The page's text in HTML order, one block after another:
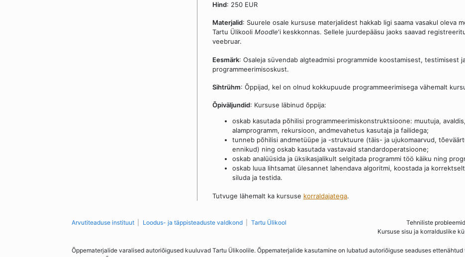
Hind: 250 EUR
Materjalid: Suurele osale kursuse materjalidest hakkab ligi saama vasakul oleva
Tartu Ülikooli Moodle'i keskkonnas. Sellele juurdepääsu jaoks saavad
veebruar.
Eesmärk: Osaleja süvendab algteadmisi programmide koostamisest, testimisest
programmeerimisoskust.
Sihtrühm: Õppijad, kel on olnud kokkupuude programmeerimisega vähemalt
Õpiväljundid: Kursuse läbinud õppija:
oskab kasutada põhilisi programmeerimiskonstruktsioone: muutuja,
alamprogramm, rekursioon, andmevahetus kasutaja ja failidega;
tunneb põhilisi andmetüüpe ja -struktuure (täis- ja ujukomaarvud,
ennikud) ning oskab kasutada vastavaid standardoperatsioone;
oskab analüüsida ja üksikasjalikult selgitada programmi töö käiku ning
oskab luua lihtsamat ülesannet lahendava algoritmi, koostada ja
siluda ja testida.
Tutvuge lähemalt ka kursuse korraldajatega.
Arvutiteaduse instituut Loodus- ja täppisteaduste valdkond Tartu Ülikool Tehniliste
Kursuse sisu ja korralduslike
Õppematerjalide varalised autoriõigused kuuluvad Tartu Ülikoolile. Õppematerjalide kasutamine on lubatud autoriõiguse seaduses